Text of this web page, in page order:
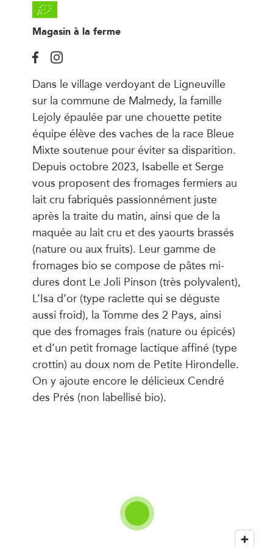
Magasin à la ferme
Dans le village verdoyant de Ligneuville
sur la commune de Malmedy, la famille
Lejoly épaulée par une chouette petite
équipe élève des vaches de la race Bleue
Mixte soutenue pour éviter sa disparition.
Depuis octobre 2023, Isabelle et Serge
vous proposent des fromages fermiers au
lait cru fabriqués passionnément juste
après la traite du matin, ainsi que de la
maquée au lait cru et des yaourts brassés
(nature ou aux fruits). Leur gamme de
fromages bio se compose de pâtes mi-
dures dont Le Joli Pinson (très polyvalent),
L’Isa d’or (type raclette qui se déguste
aussi froid), la Tomme des 2 Pays, ainsi
que des fromages frais (nature ou épicés)
et d’un petit fromage lactique affiné (type
crottin) au doux nom de Petite Hirondelle.
On y ajoute encore le délicieux Cendré
des Prés (non labellisé bio).